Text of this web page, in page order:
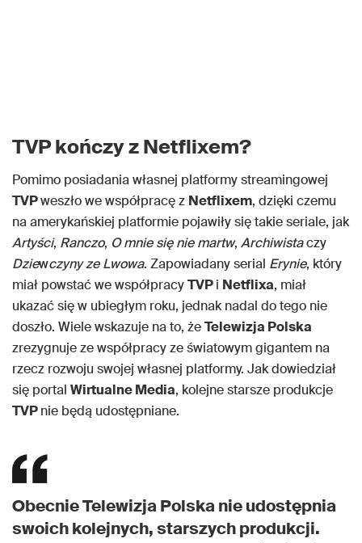
TVP kończy z Netflixem?
Pomimo posiadania własnej platformy streamingowej
TVPweszło we współpracę z Netflixem, dzięki czemu
na amerykańskiej platformie pojawiły się takie seriale, jak
Artyści, Ranczo, O mnie się nie martw, Archiwistaczy
Dziewczyny ze Lwowa. Zapowiadany serial Erynie, który
miał powstać we współpracyTVPi Netflixa, miał
ukazać się w ubiegłym roku, jednak nadal do tego nie
doszło. Wiele wskazuje na to, żeTelewizja Polska
zrezygnuje ze współpracy ze światowym gigantem na
rzecz rozwoju swojej własnej platformy. Jak dowiedział
się portal Wirtualne Media, kolejne starsze produkcje
TVPnie będą udostępniane.
Obecnie Telewizja Polska nie udostępnia
swoich kolejnych, starszych produkcji.